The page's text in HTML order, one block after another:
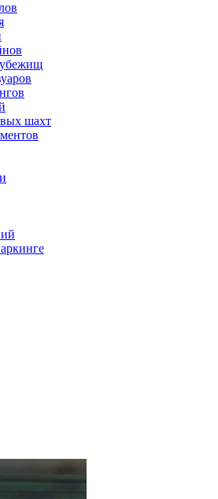
шахт